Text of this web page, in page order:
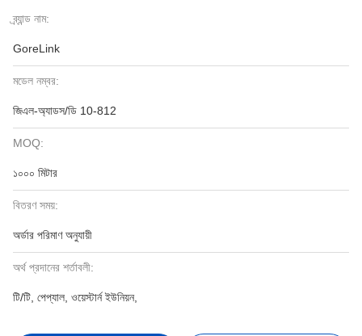
ব্র্যান্ড নাম:
GoreLink
মডেল নম্বর:
জিএল-অ্যাডস/ডি 10-812
MOQ:
১০০০ মিটার
বিতরণ সময়:
অর্ডার পরিমাণ অনুযায়ী
অর্থ প্রদানের শর্তাবলী:
টি/টি, পেপ্যাল, ওয়েস্টার্ন ইউনিয়ন,